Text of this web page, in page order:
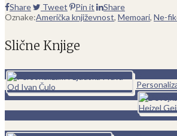
Share Tweet Pin it
Share
Oznake:Američka književnost, Memoari, Ne-
Slične Knjige